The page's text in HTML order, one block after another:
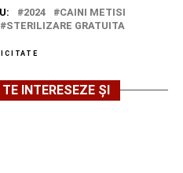
2024
CAINI METISI
STERILIZARE GRATUITA
INTERESEZE ȘI